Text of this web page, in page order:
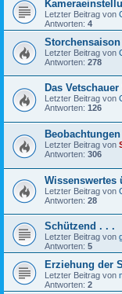
Letzter Beitrag von
Antworten: 4
Storchensaison
Letzter Beitrag von
Antworten: 278
Das
Letzter Beitrag von
Antworten: 126
Letzter Beitrag von
Antworten: 306
Wissenswertes
Letzter Beitrag von
Antworten: 28
Schützend . . .
Letzter Beitrag von
Antworten: 5
Erziehung der
Letzter Beitrag von
Antworten: 2